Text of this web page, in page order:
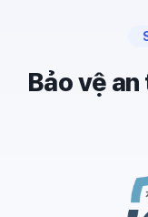
Bảo vệ